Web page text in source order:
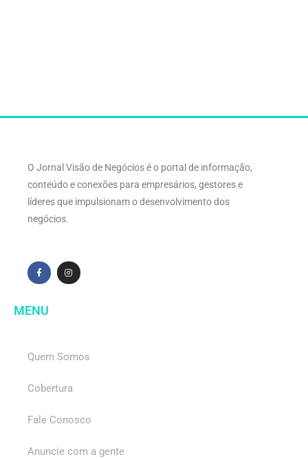
O Jornal Visão de Negócios é o portal de informação,
conteúdo e conexões para empresários, gestores e
líderes que impulsionam o desenvolvimento dos
negócios.
MENU
Quem Somos
Cobertura
Fale Conosco
Anuncie com a gente